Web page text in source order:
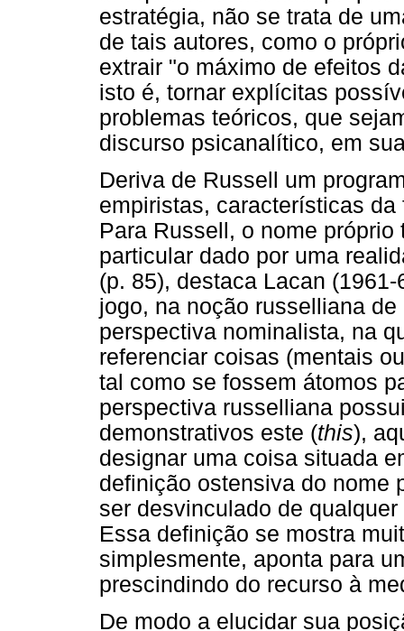
estratégia, não se trata de
de tais autores, como o
extrair "o máximo de efeitos
isto é, tornar explícitas
problemas teóricos, que
discurso psicanalítico, em
Deriva de Russell um
empiristas, características
Para Russell, o nome
particular dado por uma
(p. 85), destaca Lacan
jogo, na noção russelliana
perspectiva nominalista, na
referenciar coisas (mentais
tal como se fossem átomos
perspectiva russelliana
demonstrativos este (this),
designar uma coisa situada
definição ostensiva do nome
ser desvinculado de
Essa definição se mostra
simplesmente, aponta para
prescindindo do recurso à
De modo a elucidar sua